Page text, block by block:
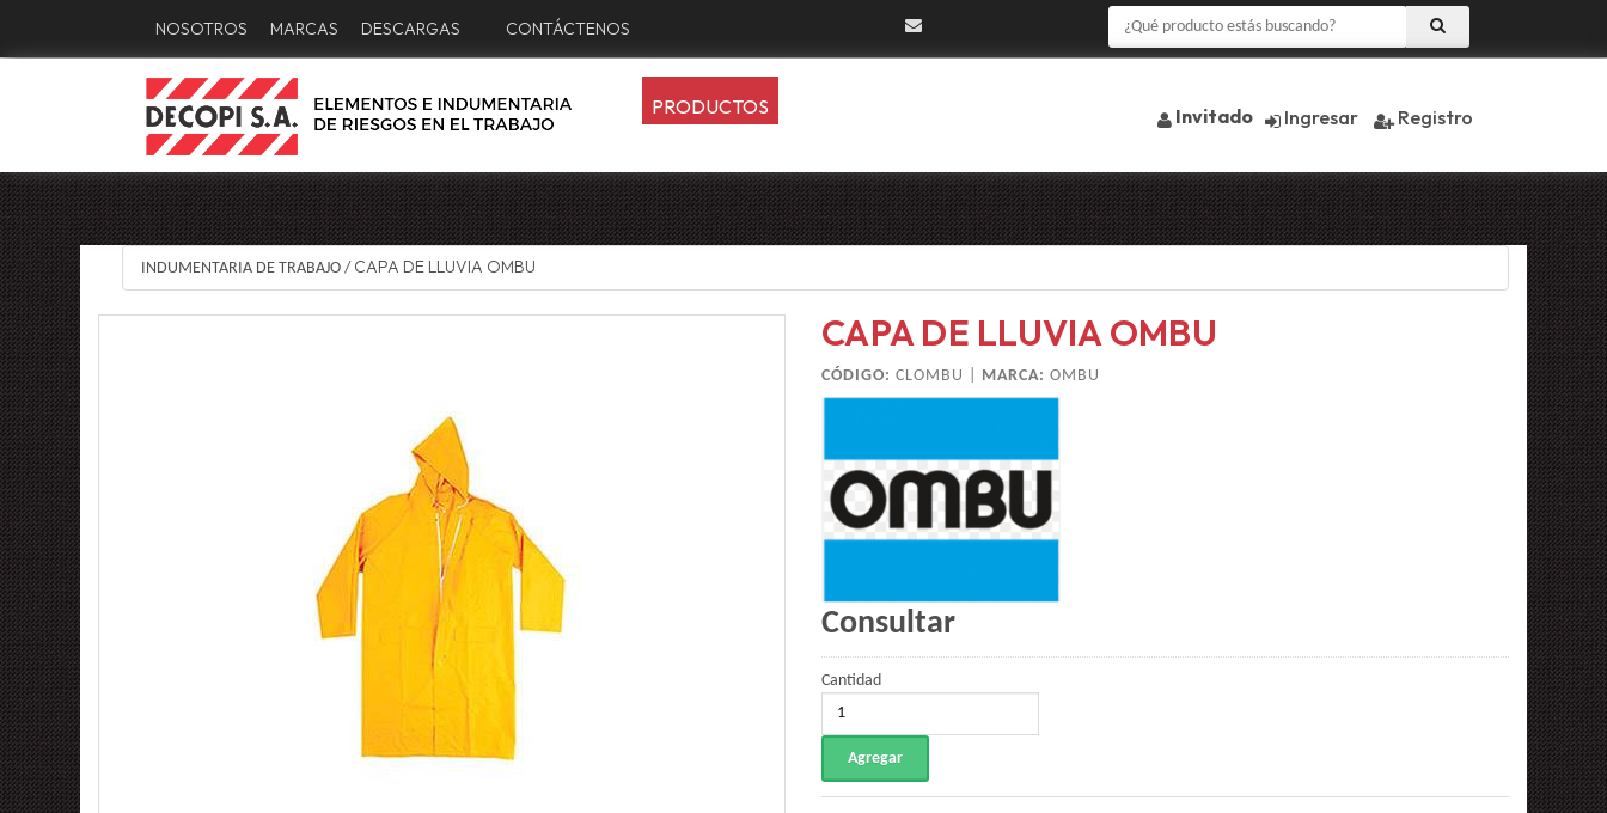
NOSOTROS MARCAS DESCARGAS CONTÁCTENOS
Invitado Ingresar Registro
PRODUCTOS
INDUMENTARIA DE TRABAJO / CAPA DE LLUVIA OMBU
CAPA DE LLUVIA OMBU
CÓDIGO: CLOMBU | MARCA: OMBU
Consultar
Cantidad